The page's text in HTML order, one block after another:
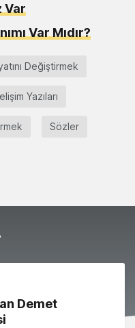
Var
Var Mıdır?
Değiştirmek
Yazıları
Sözler
Demet